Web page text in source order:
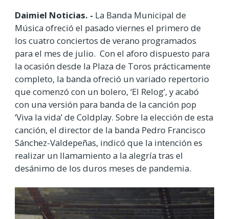
Daimiel Noticias. - La Banda Municipal de
Música ofreció el pasado viernes el primero de
los cuatro conciertos de verano programados
para el mes de julio. Con el aforo dispuesto para
la ocasión desde la Plaza de Toros prácticamente
completo, la banda ofreció un variado repertorio
que comenzó con un bolero, ‘El Relog’, y acabó
con una versión para banda de la canción pop
‘Viva la vida’ de Coldplay. Sobre la elección de esta
canción, el director de la banda Pedro Francisco
Sánchez-Valdepeñas, indicó que la intención es
realizar un llamamiento a la alegría tras el
desánimo de los duros meses de pandemia.